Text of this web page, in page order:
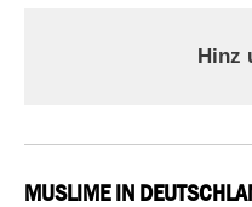
Hinz
MUSLIME IN